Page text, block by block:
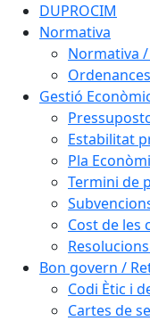
DUPROCIM
Normativa
Normativa
Gestió
Estabilitat
Pla
Termini de
Cost de les
Bon govern /
Codi Ètic i
Cartes de